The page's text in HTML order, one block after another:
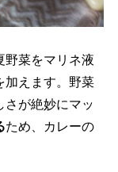
野菜をマリネ液
加えます。野菜
さが絶妙にマッ
ため、カレーの